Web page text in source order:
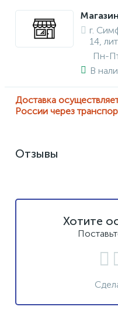
г.
14,
Пн-
В
Доставка
России через
Отзывы
Хотите